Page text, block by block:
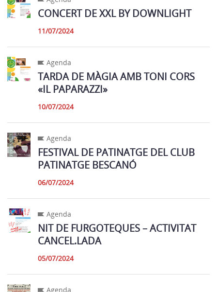
CONCERT DE XXL BY DOWNLIGHT
11/07/2024
Agenda
TARDA DE MÀGIA AMB TONI CORS
«IL PAPARAZZI»
10/07/2024
Agenda
FESTIVAL DE PATINATGE DEL CLUB
PATINATGE BESCANÓ
06/07/2024
Agenda
NIT DE FURGOTEQUES – ACTIVITAT
CANCEL.LADA
05/07/2024
Agenda